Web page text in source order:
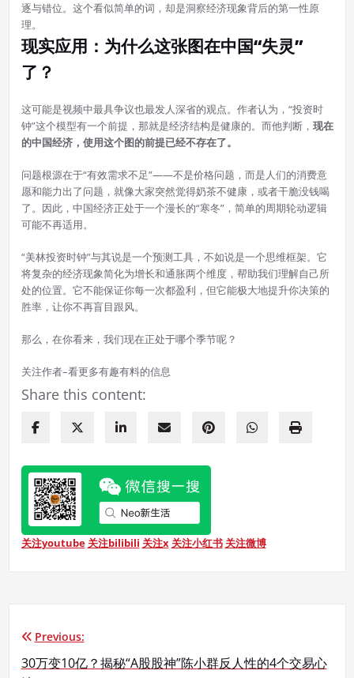
逐与错位。这个看似简单的词，却是洞察经济现象背后的第一性原
理。
现实应用：为什么这张图在中国“失灵”
了？
这可能是视频中最具争议也最发人深省的观点。作者认为，“投资时
钟”这个模型有一个前提，那就是经济结构是健康的。而他判断， 现在
的中国经济，使用这个图的前提已经不存在了。
问题根源在于“有效需求不足”——不是价格问题，而是人们的消费意
愿和能力出了问题，就像大家突然觉得奶茶不健康，或者干脆没钱喝
了。因此，中国经济正处于一个漫长的“寒冬”，简单的周期轮动逻辑
可能不再适用。
“美林投资时钟”与其说是一个预测工具，不如说是一个思维框架。它
将复杂的经济现象简化为增长和通胀两个维度，帮助我们理解自己所
处的位置。它不能保证你每一次都盈利，但它能极大地提升你决策的
胜率，让你不再盲目跟风。
那么，在你看来，我们现在正处于哪个季节呢？
关注作者–看更多有趣有料的信息
Share this content:
关注youtube 关注bilibili 关注x 关注小红书 关注微博
文Previous:
30万变10亿？揭秘“A股股神”陈小群反人性的4个交易心